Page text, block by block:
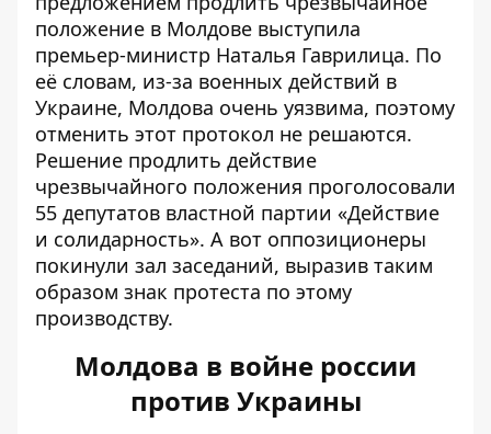
положение в Молдове выступила
премьер-министр Наталья Гаврилица. По
её словам, из-за военных действий в
Украине, Молдова очень уязвима, поэтому
отменить этот протокол не решаются.
Решение продлить действие
чрезвычайного положения проголосовали
55 депутатов властной партии «Действие
и солидарность». А вот оппозиционеры
покинули зал заседаний, выразив таким
образом знак протеста по этому
производству.
Молдова в войне россии
против Украины